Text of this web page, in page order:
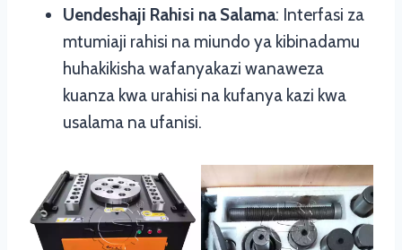
Uendeshaji Rahisi na Salama: Interfasi za
mtumiaji rahisi na miundo ya kibinadamu
huhakikisha wafanyakazi wanaweza
kuanza kwa urahisi na kufanya kazi kwa
usalama na ufanisi.